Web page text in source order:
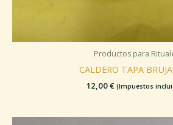
Productos para
CALDERO TAPA
12,00€ (Impuestos